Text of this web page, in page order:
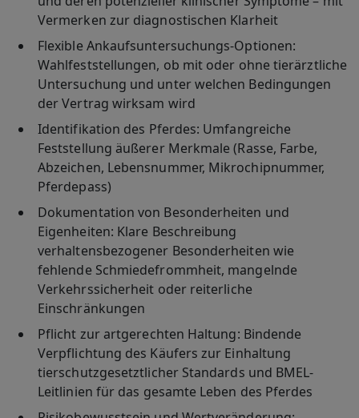
Vermerken zur diagnostischen Klarheit
Flexible Ankaufsuntersuchungs-Optionen:
Wahlfeststellungen, ob mit oder ohne tierärztliche
Untersuchung und unter welchen Bedingungen
der Vertrag wirksam wird
Identifikation des Pferdes: Umfangreiche
Feststellung äußerer Merkmale (Rasse, Farbe,
Abzeichen, Lebensnummer, Mikrochipnummer,
Pferdepass)
Dokumentation von Besonderheiten und
Eigenheiten: Klare Beschreibung
verhaltensbezogener Besonderheiten wie
fehlende Schmiedefrommheit, mangelnde
Verkehrssicherheit oder reiterliche
Einschränkungen
Pflicht zur artgerechten Haltung: Bindende
Verpflichtung des Käufers zur Einhaltung
tierschutzgesetztlicher Standards und BMEL-
Leitlinien für das gesamte Leben des Pferdes